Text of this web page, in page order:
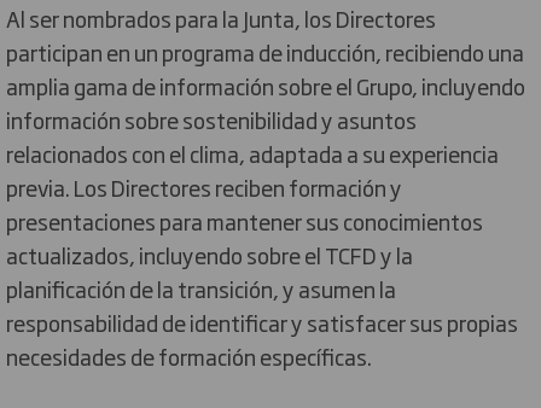
Al ser nombrados para la Junta, los Directores
participan en un programa de inducción, recibiendo una
amplia gama de información sobre el Grupo, incluyendo
información sobre sostenibilidad y asuntos
relacionados con el clima, adaptada a su experiencia
previa. Los Directores reciben formación y
presentaciones para mantener sus conocimientos
actualizados, incluyendo sobre el TCFD y la
planificación de la transición, y asumen la
responsabilidad de identificar y satisfacer sus propias
necesidades de formación específicas.